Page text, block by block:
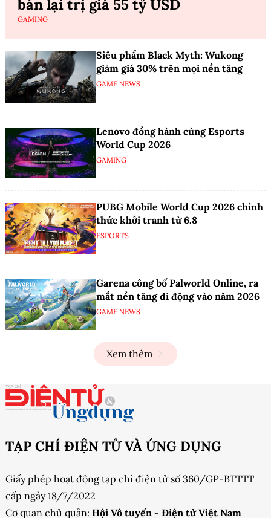
bán lại trị giá 55 tỷ USD
GAMING
Siêu phẩm Black Myth: Wukong
giảm giá 30% trên mọi nền tảng
GAME NEWS
Lenovo đồng hành cùng Esports
World Cup 2026
GAMING
PUBG Mobile World Cup 2026 chính
thức khởi tranh từ 6.8
ESPORTS
Garena công bố Palworld Online, ra
mắt nền tảng di động vào năm 2026
GAME NEWS
Xem thêm
TẠP CHÍ ĐIỆN TỬ VÀ ỨNG DỤNG
Giấy phép hoạt động tạp chí điện tử số 360/GP-BTTTT
cấp ngày 18/7/2022
Cơ quan chủ quản: Hội Vô tuyến - Điện tử Việt Nam